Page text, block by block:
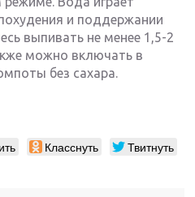
и поддержании
выпивать не менее 1,5-2
можно включать в
без сахара.
Класснуть Твитнуть